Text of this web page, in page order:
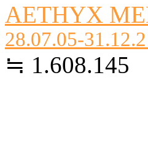
AETHYX
28.07.05-
≒ 1.608.145